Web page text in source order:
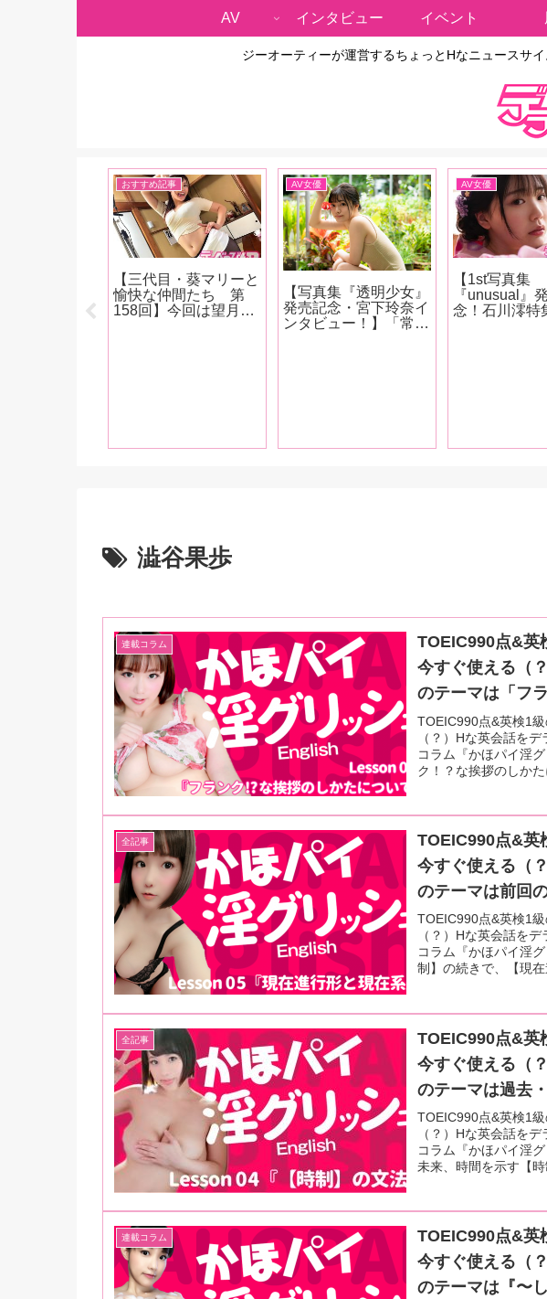
ジーオーティーが運営するちょっとHなニュースサ
AV インタビュー イベント
した三上悠
おすすめ記事
【三代目・葵マリーと
愉快な仲間たち 第
158回】今回は望月あ
AV女優
【写真集『透明少女』
発売記念・宮下玲奈イ
ンタビュー！】「常に
編
AV女優
【1st写真集
『unusual』
念！石川澪特
澁谷果歩
連載コラム
TOEIC990点&英
今すぐ使える（
のテーマは「フ
英語で「これが
の？
TOEIC990点&英検1
（？）Hな英会話を
コラム『かほパイ淫
ク！？な挨拶のしか
全記事
TOEIC990点&英
今すぐ使える（
のテーマは前回
と【現在系】に
も掲載！
TOEIC990点&英検1
（？）Hな英会話を
コラム『かほパイ淫
制】の続きで、【現
全記事
TOEIC990点&英
今すぐ使える（
のテーマは過去
文法について！
載！
TOEIC990点&英検1
（？）Hな英会話を
コラム『かほパイ淫
未来、時間を示す【
連載コラム
TOEIC990点&英
今すぐ使える（
のテーマは『〜